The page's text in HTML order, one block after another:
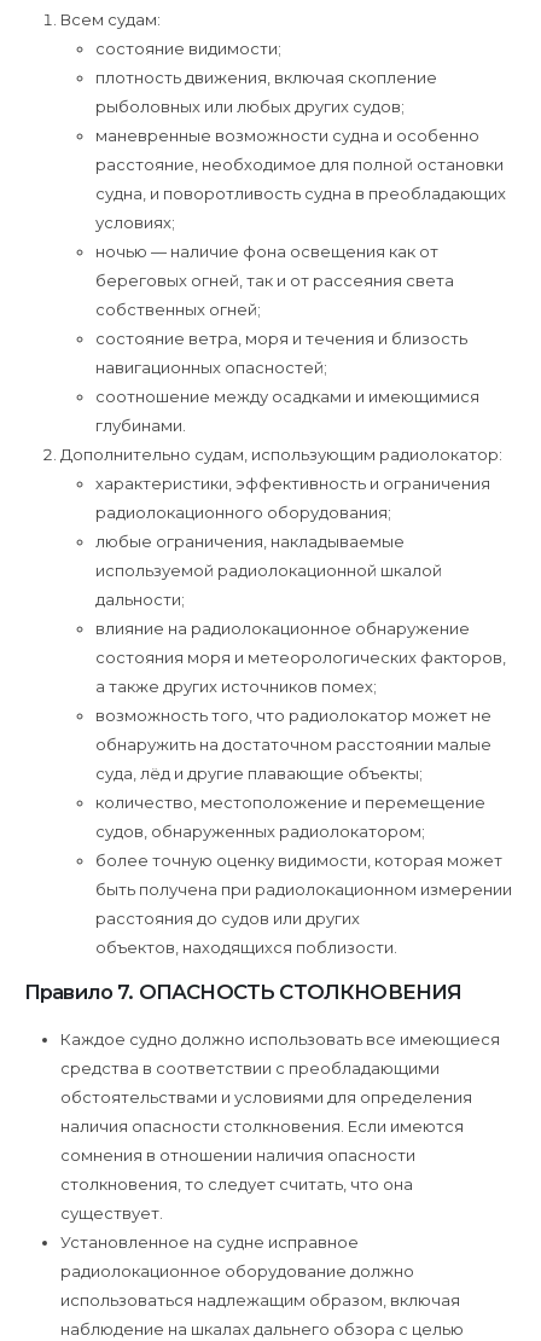
Всем судам:
состояние видимости;
плотность движения, включая скопление
рыболовных или любых других судов;
маневренные возможности судна и особенно
расстояние, необходимое для полной остановки
судна, и поворотливость судна в преобладающих
условиях;
ночью — наличие фона освещения как от
береговых огней, так и от рассеяния света
собственных огней;
состояние ветра, моря и течения и близость
навигационных опасностей;
соотношение между осадками и имеющимися
глубинами.
Дополнительно судам, использующим радиолокатор:
характеристики, эффективность и ограничения
радиолокационного оборудования;
любые ограничения, накладываемые
используемой радиолокационной шкалой
дальности;
влияние на радиолокационное обнаружение
состояния моря и метеорологических факторов,
а также других источников помех;
возможность того, что радиолокатор может не
обнаружить на достаточном расстоянии малые
суда, лёд и другие плавающие объекты;
количество, местоположение и перемещение
судов, обнаруженных радиолокатором;
более точную оценку видимости, которая может
быть получена при радиолокационном измерении
расстояния до судов или других
объектов, находящихся поблизости.
Правило 7. ОПАСНОСТЬ СТОЛКНОВЕНИЯ
Каждое судно должно использовать все имеющиеся
средства в соответствии с преобладающими
обстоятельствами и условиями для определения
наличия опасности столкновения. Если имеются
сомнения в отношении наличия опасности
столкновения, то следует считать, что она
существует.
Установленное на судне исправное
радиолокационное оборудование должно
использоваться надлежащим образом, включая
наблюдение на шкалах дальнего обзора с целью